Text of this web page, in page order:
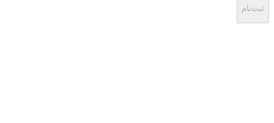
ثبت‌نام